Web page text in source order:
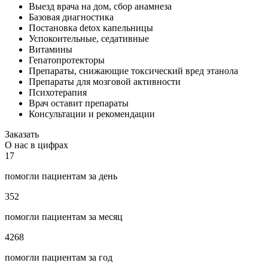
Выезд врача на дом, сбор анамнеза
Базовая диагностика
Постановка detox капельницы
Успокоительные, седативные
Витамины
Гепатопротекторы
Препараты, снижающие токсический вред этанола
Препараты для мозговой активности
Психотерапия
Врач оставит препараты
Консультации и рекомендации
Заказать
О нас в цифрах
17
помогли пациентам за день
352
помогли пациентам за месяц
4268
помогли пациентам за год